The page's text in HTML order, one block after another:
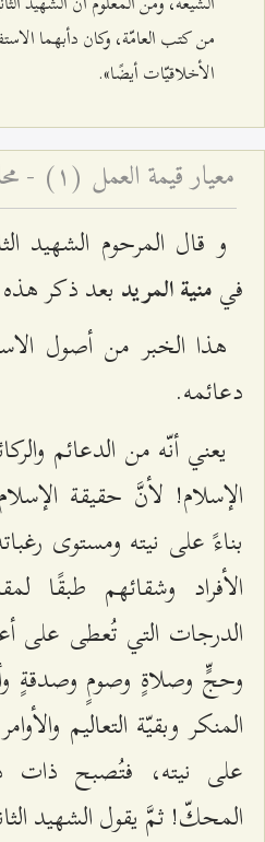
من كتب العامّة، وكان دأبهما
الأخلاقيّات أيضًا».
و قال المرحوم الشهيد
فيمنية المريد بعد ذكر هذه
هذا الخبر من أصول
دعائمه.
يعني أنّه من الدعائم
الإسلام! لأنَّ حقيقة
بناءً على نيته ومستوى
الأفراد وشقائهم طبقًا
الدرجات التي تُعطى على
وحجٍّ وصلاةٍ وصومٍ وصدقةٍ
المنكر وبقيّة التعاليم
على نيته، فتُصبح ذات
المحكّ! ثمَّ يقول الشهيد